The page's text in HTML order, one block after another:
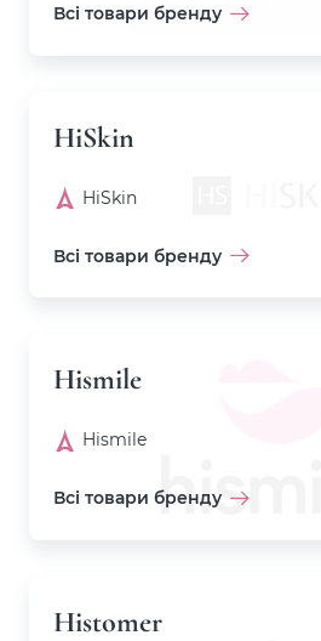
Всі товари бренду
HiSkin
HiSkin
Всі товари бренду
Hismile
Hismile
Всі товари бренду
Histomer